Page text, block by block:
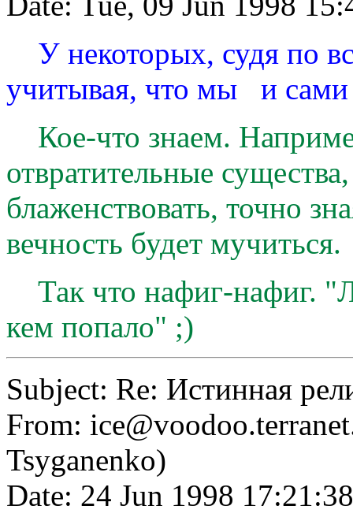
У некоторых, судя по
учитывая, что мы и сами
Кое-что знаем.
отвратительные
блаженствовать, точно
вечность будет мучиться.
Так что нафиг-нафиг.
кем попало" ;)
Subject: Re: Истинная
From:
Tsyganenko)
Date: 24 Jun 1998